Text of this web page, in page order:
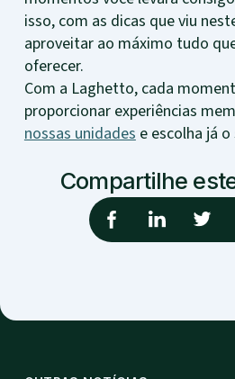
isso, com as dicas que viu
aproveitar ao máximo tudo
oferecer.
Com a Laghetto, cada
proporcionar experiências
nossas unidadese escolha já
Compartilhe